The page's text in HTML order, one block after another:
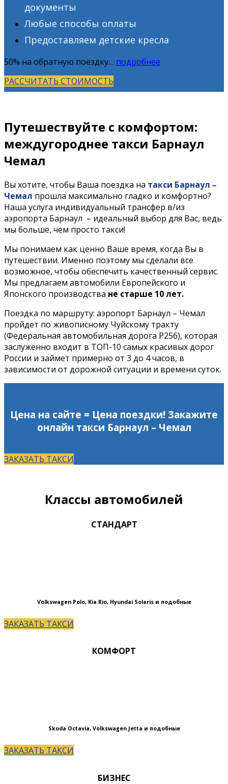
документы
Любые способы оплаты
Предоставляем детские кресла
50% на обратную поездку… подробнее
РАССЧИТАТЬ СТОИМОСТЬ
Путешествуйте с комфортом:
междугороднее такси Барнаул
Чемал
Вы хотите, чтобы Ваша поездка на такси Барнаул –
Чемал прошла максимально гладко и комфортно?
Наша услуга индивидуальный трансфер в/из
аэропорта Барнаул – идеальный выбор для Вас, ведь
мы больше, чем просто такси!
Мы понимаем как ценно Ваше время, когда Вы в
путешествии. Именно поэтому мы сделали все
возможное, чтобы обеспечить качественный сервис.
Мы предлагаем автомобили Европейского и
Японского производства не старше 10 лет.
Поездка по маршруту: аэропорт Барнаул – Чемал
пройдет по живописному Чуйскому тракту
(Федеральная автомобильная дорога Р256), которая
заслуженно входит в ТОП-10 самых красивых дорог
России и займет примерно от 3 до 4 часов, в
зависимости от дорожной ситуации и времени суток.
Цена на сайте = Цена поездки! Закажите
онлайн такси Барнаул – Чемал
ЗАКАЗАТЬ ТАКСИ
Классы автомобилей
СТАНДАРТ
Volkswagen Polo, Kia Rio, Hyundai Solaris и подобные
ЗАКАЗАТЬ ТАКСИ
КОМФОРТ
Skoda Octavia, Volkswagen Jetta и подобные
ЗАКАЗАТЬ ТАКСИ
БИЗНЕС